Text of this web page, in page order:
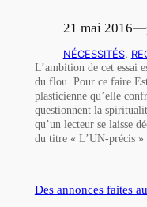
21 mai 2016—
NÉCESSITÉS,
L’ambition de cet essai
du flou. Pour ce faire
plasticienne qu’elle
questionnent la
qu’un lecteur se laisse
du titre « L’UN-précis »
Des annonces faites